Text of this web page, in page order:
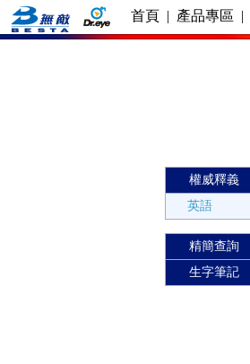
首頁 | 產品專區 |
權威釋義
英語
精簡查詢
生字筆記